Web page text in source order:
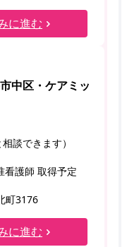
に進む
中区・ケアミッ
談できます）
看護師 取得予定
町3176
に進む